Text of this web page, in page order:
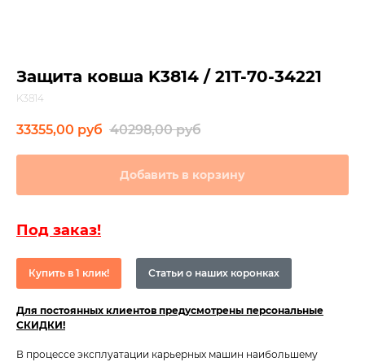
Защита ковша K3814 / 21T-70-34221
K3814
33355,00 руб 40298,00 руб
Добавить в корзину
Под заказ!
Купить в 1 клик! Статьи о наших коронках
Для постоянных клиентов предусмотрены персональные
СКИДКИ!
В процессе эксплуатации карьерных машин наибольшему